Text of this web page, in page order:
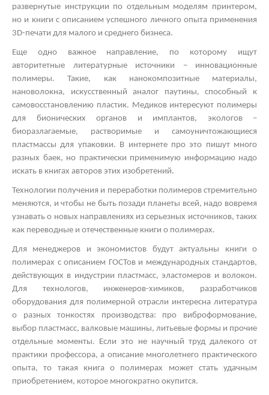
развернутые инструкции по отдельным моделям принтером,
но и книги с описанием успешного личного опыта применения
3D-печати для малого и среднего бизнеса.
Еще одно важное направление, по которому ищут
авторитетные литературные источники – инновационные
полимеры. Такие, как нанокомпозитные материалы,
нановолокна, искусственный аналог паутины, способный к
самовосстановлению пластик. Медиков интересуют полимеры
для бионических органов и имплантов, экологов –
биоразлагаемые, растворимые и самоуничтожающиеся
пластмассы для упаковки. В интернете про это пишут много
разных баек, но практически применимую информацию надо
искать в книгах авторов этих изобретений.
Технологии получения и переработки полимеров стремительно
меняются, и чтобы не быть позади планеты всей, надо вовремя
узнавать о новых направлениях из серьезных источников, таких
как переводные и отечественные книги о полимерах.
Для менеджеров и экономистов будут актуальны книги о
полимерах с описанием ГОСТов и международных стандартов,
действующих в индустрии пластмасс, эластомеров и волокон.
Для технологов, инженеров-химиков, разработчиков
оборудования для полимерной отрасли интересна литература
о разных тонкостях производства: про виброформование,
выбор пластмасс, валковые машины, литьевые формы и прочие
отдельные моменты. Если это не научный труд далекого от
практики профессора, а описание многолетнего практического
опыта, то такая книга о полимерах может стать удачным
приобретением, которое многократно окупится.